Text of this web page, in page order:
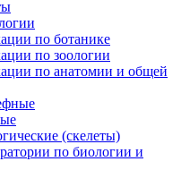
по ботанике
по зоологии
по анатомии и общей
(скелеты)
по биологии и